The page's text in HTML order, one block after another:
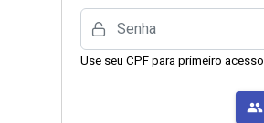
Senha
Use seu CPF para primeiro acesso
people